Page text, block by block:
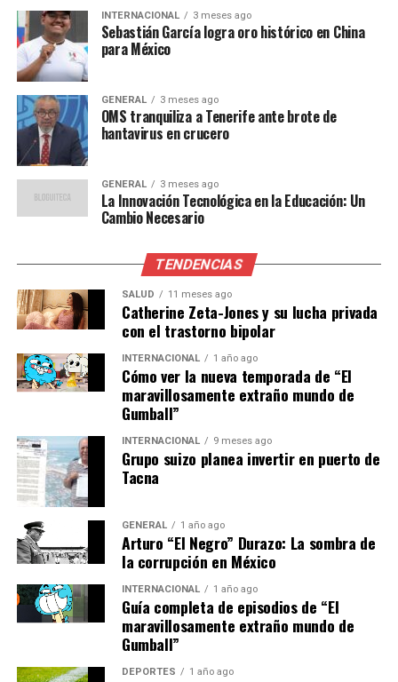
Treintaidosavos de final:1.935 euros (cada
miembro de la pareja)
Final de la previa:
la pareja)
Impacto en el Ranking y Futuro
del Pádel
Además de los premios monetarios, los jugadores
acumulan puntos valiosos para el ranking oficial de la
posición en el circuito y su clasificación para futuros
2000 puntos, mientras que los finalistas obtienen 1200
puntos. Los semifinalistas, cuartofinalistas, y demás
distribuyen de la siguiente manera:
Semifinalistas:720 puntos
Cuartos de final:360 puntos
Octavos de final:
180 puntos
Dieciseisavos de final:
Primera ronda:35 puntos
Última ronda de la qualy:30 puntos
Qualy 2 en hombres: 15 puntos
La actualización de los puntos es realizada por la FIP
cada lunes, justo después de la finalización de los
torneos del calendario Premier Padel y, en este caso, del
INTERNACIONAL 3 meses ago
Sebastián García logra oro histórico en China
para México
GENERAL 3 meses ago
OMS tranquiliza a Tenerife ante brote de
hantavirus en crucero
GENERAL 3 meses ago
La Innovación Tecnológica en la Educación: Un
Cambio Necesario
TENDENCIAS
SALUD 11 meses ago
Catherine Zeta-Jones y su lucha privada
con el trastorno bipolar
INTERNACIONAL 1 año ago
Cómo ver la nueva temporada de “El
maravillosamente extraño mundo de
Gumball”
INTERNACIONAL 9 meses ago
Grupo suizo planea invertir en puerto de
Tacna
GENERAL 1 año ago
Arturo “El Negro” Durazo: La sombra de
la corrupción en México
INTERNACIONAL 1 año ago
Guía completa de episodios de “El
maravillosamente extraño mundo de
Gumball”
DEPORTES 1 año ago